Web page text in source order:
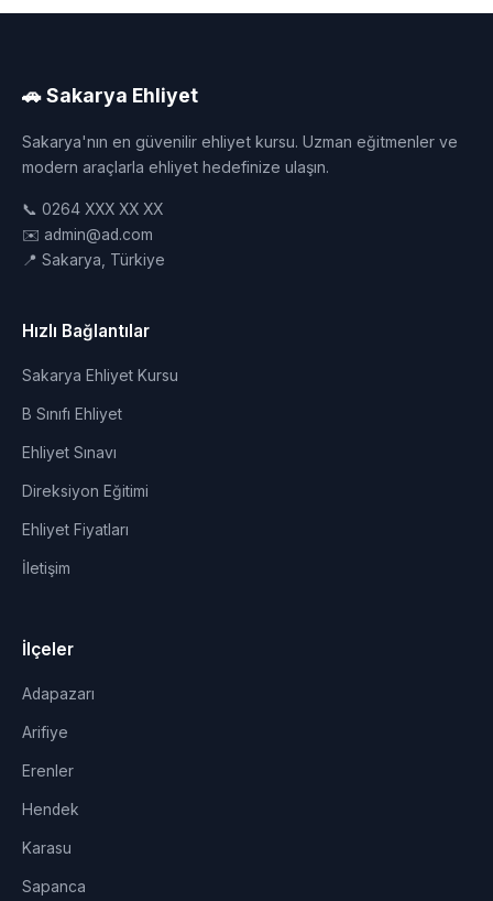
🚗 Sakarya Ehliyet
Sakarya'nın en güvenilir ehliyet kursu. Uzman eğitmenler ve
modern araçlarla ehliyet hedefinize ulaşın.
📞 0264 XXX XX XX
✉️ admin@ad.com
📍 Sakarya, Türkiye
Hızlı Bağlantılar
Sakarya Ehliyet Kursu
B Sınıfı Ehliyet
Ehliyet Sınavı
Direksiyon Eğitimi
Ehliyet Fiyatları
İletişim
İlçeler
Adapazarı
Arifiye
Erenler
Hendek
Karasu
Sapanca